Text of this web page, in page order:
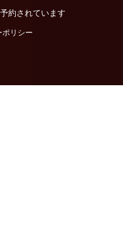
約されています
リシー